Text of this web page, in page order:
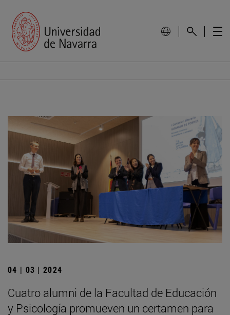
04 | 03 | 2024
Cuatro alumni de la Facultad de Educación
y Psicología promueven un certamen para